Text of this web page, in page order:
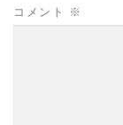
コメント ※